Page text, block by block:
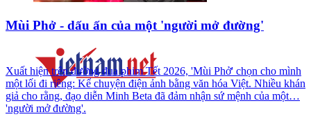
Mùi Phở - dấu ấn của một 'người mở đường'
Xuất hiện trên đường đua phim Tết 2026, 'Mùi Phở' chọn cho mình
một lối đi riêng: Kể chuyện điện ảnh bằng văn hóa Việt. Nhiều khán
giả cho rằng, đạo diễn Minh Beta đã đảm nhận sứ mệnh của một…
'người mở đường'.